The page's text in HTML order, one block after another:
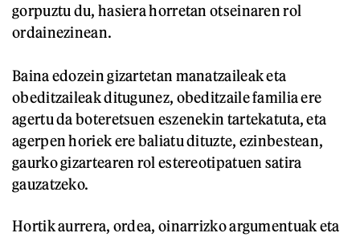
gorpuztu du, hasiera horretan otseinaren rol
ordainezinean.
Baina edozein gizartetan manatzaileak eta
obeditzaileak ditugunez, obeditzaile familia ere
agertu da boteretsuen eszenekin tartekatuta, eta
agerpen horiek ere baliatu dituzte, ezinbestean,
gaurko gizartearen rol estereotipatuen satira
gauzatzeko.
Hortik aurrera, ordea, oinarrizko argumentuak eta